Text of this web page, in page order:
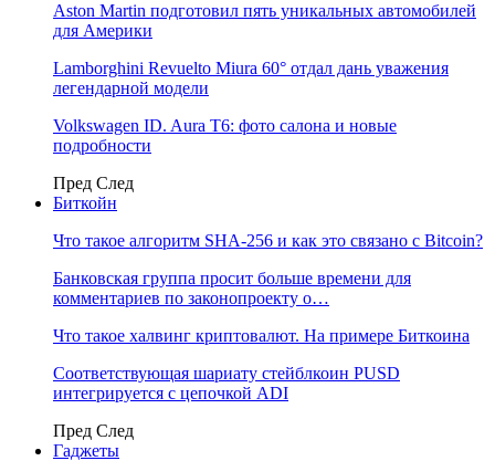
Aston Martin подготовил пять уникальных автомобилей
для Америки
Lamborghini Revuelto Miura 60° отдал дань уважения
легендарной модели
Volkswagen ID. Aura T6: фото салона и новые
подробности
Пред След
Биткойн
Что такое алгоритм SHA-256 и как это связано с Bitcoin?
Банковская группа просит больше времени для
комментариев по законопроекту о…
Что такое халвинг криптовалют. На примере Биткоина
Соответствующая шариату стейблкоин PUSD
интегрируется с цепочкой ADI
Пред След
Гаджеты